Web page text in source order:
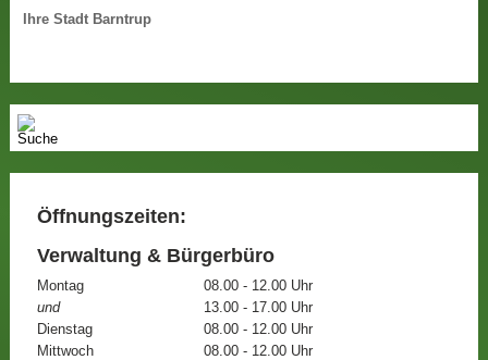
Ihre Stadt Barntrup
Öffnungszeiten:
Verwaltung & Bürgerbüro
Montag
08.00 - 12.00 Uhr
und
13.00 - 17.00 Uhr
Dienstag
08.00 - 12.00 Uhr
Mittwoch
08.00 - 12.00 Uhr